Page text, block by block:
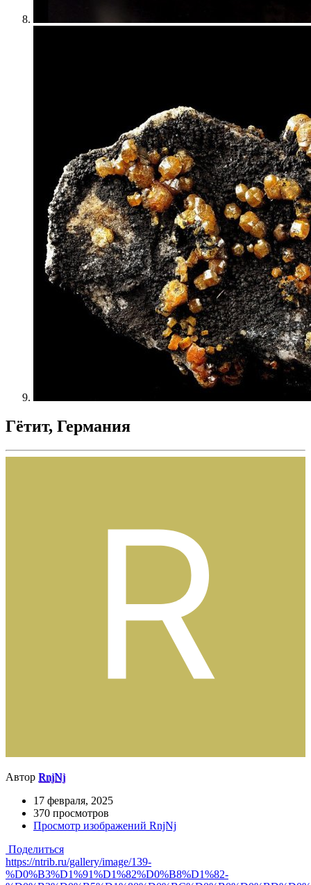
Гётит, Германия
Автор RnjNj
17 февраля, 2025
370 просмотров
Просмотр изображений RnjNj
Поделиться
https://ntrib.ru/gallery/image/139-
%D0%B3%D1%91%D1%82%D0%B8%D1%82-